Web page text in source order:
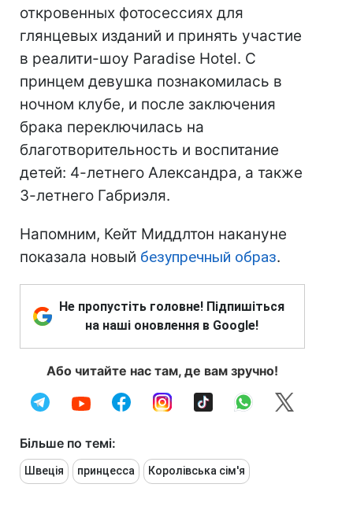
откровенных фотосессиях для
глянцевых изданий и принять участие
в реалити-шоу Paradise Hotel. С
принцем девушка познакомилась в
ночном клубе, и после заключения
брака переключилась на
благотворительность и воспитание
детей: 4-летнего Александра, а также
3-летнего Габриэля.
Напомним, Кейт Миддлтон накануне
показала новый безупречный образ.
Не пропустіть головне! Підпишіться
на наші оновлення в Google!
Або читайте нас там, де вам зручно!
Більше по темі:
Швеція принцесса Королівська сім'я